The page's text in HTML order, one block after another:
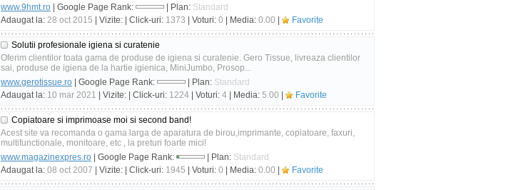
www.9hmt.ro | Google Page Rank: | Plan: Standard
Adaugat la: 28 oct 2015 | Vizite: | Click-uri: 1373 | Voturi: 0 | Media: 0.00 Favorite
Solutii profesionale igiena si curatenie
Oferim clientilor toata gama de produse de igiena si curatenie. Gero Tissue, livreaza clientilor
sai, produse de igiena de la hartie igienica, MiniJumbo, Prosop...
www.gerotissue.ro | Google Page Rank: | Plan: Standard
Adaugat la: 10 mar 2021 | Vizite: | Click-uri: 1224 | Voturi: 4 | Media: 5.00 Favorite
Copiatoare si imprimoase moi si second band!
Acest site va recomanda o gama larga de aparatura de birou,imprimante, copiatoare, faxuri,
multifunctionale, monitoare, etc , la preturi foarte mici!
www.magazinexpres.ro | Google Page Rank: | Plan: Standard
Adaugat la: 08 oct 2007 | Vizite: | Click-uri: 1945 | Voturi: 0 | Media: 0.00 Favorite